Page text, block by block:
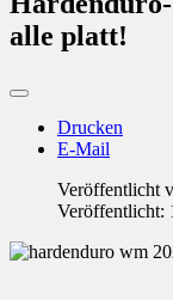
alle platt!
Drucken
E-Mail
Veröffentlicht
Veröffentlicht: